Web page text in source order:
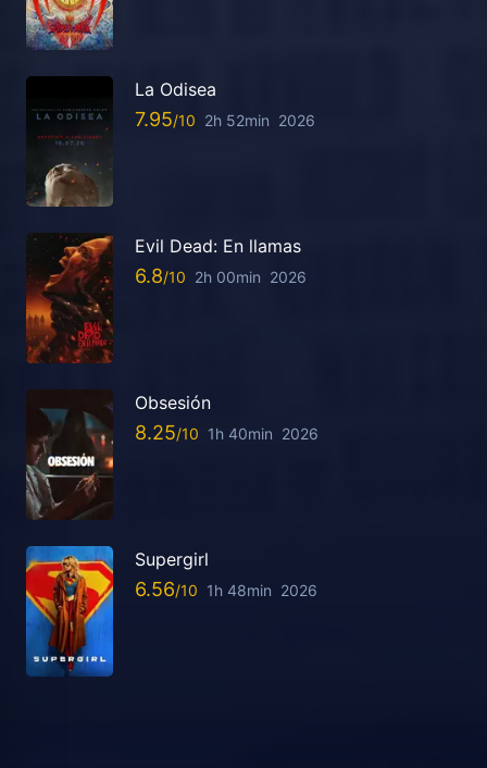
La Odisea
7.95 2h 52min 2026
Evil Dead: En llamas
6.8 2h 00min 2026
Obsesión
8.25 1h 40min 2026
Supergirl
6.56 1h 48min 2026